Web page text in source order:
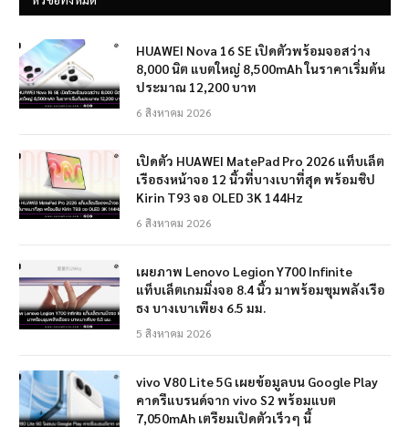
HUAWEI Nova 16 SE เปิดตัวพร้อมจอสว่าง
8,000 นิต แบตใหญ่ 8,500mAh ในราคาเริ่มต้น
ประมาณ 12,200 บาท
6 สิงหาคม 2026
เปิดตัว HUAWEI MatePad Pro 2026 แท็บเล็ต
เรือธงหน้าจอ 12 นิ้วที่บางเบาที่สุด พร้อมชิป
Kirin T93 จอ OLED 3K 144Hz
6 สิงหาคม 2026
เผยภาพ Lenovo Legion Y700 Infinite
แท็บเล็ตเกมมิ่งจอ 8.4 นิ้ว มาพร้อมขุมพลังเรือ
ธง บางเบาเพียง 6.5 มม.
5 สิงหาคม 2026
vivo V80 Lite 5G เผยข้อมูลบน Google Play
คาดรีแบรนด์จาก vivo S2 พร้อมแบต
7,050mAh เตรียมเปิดตัวเร็วๆ นี้